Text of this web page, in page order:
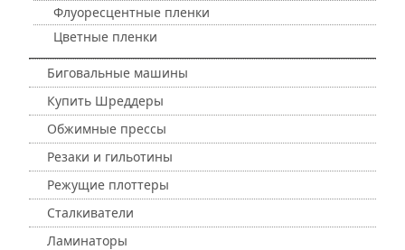
Флуоресцентные пленки
Цветные пленки
Биговальные машины
Купить Шреддеры
Обжимные прессы
Резаки и гильотины
Режущие плоттеры
Сталкиватели
Ламинаторы